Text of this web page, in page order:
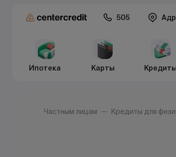
505
Ипотека Карты Кредиты
Частным лицам Кредиты для